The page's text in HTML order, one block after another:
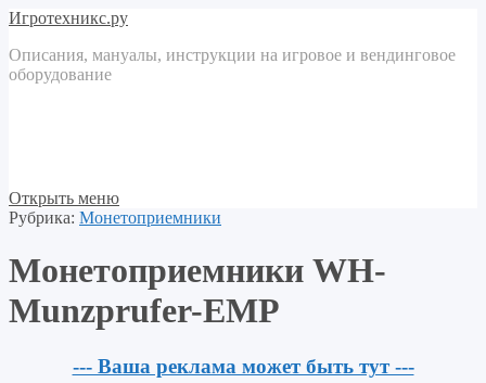
Игротехникс.ру
Описания, мануалы, инструкции на игровое и вендинговое
оборудование
Открыть меню
Рубрика: Монетоприемники
Монетоприемники WH-
Munzprufer-EMP
--- Ваша реклама может быть тут ---